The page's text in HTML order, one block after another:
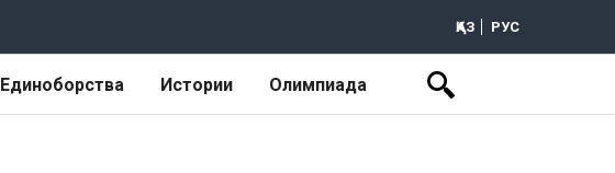
ҚАЗ РУС
Единоборства Истории Олимпиада